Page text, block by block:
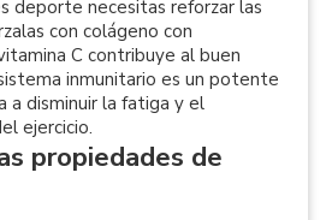
deporte necesitas reforzar las
con colágeno con
C contribuye al buen
inmunitario es un potente
a disminuir la fatiga y el
ejercicio.
propiedades de